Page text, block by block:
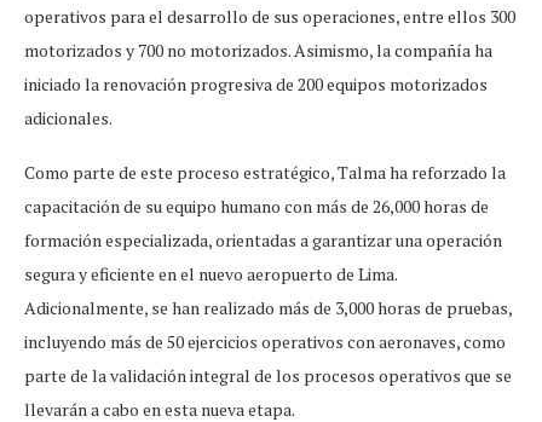
operativos para el desarrollo de sus operaciones, entre ellos 300
motorizados y 700 no motorizados. Asimismo, la compañía ha
iniciado la renovación progresiva de 200 equipos motorizados
adicionales.
Como parte de este proceso estratégico, Talma ha reforzado la
capacitación de su equipo humano con más de 26,000 horas de
formación especializada, orientadas a garantizar una operación
segura y eficiente en el nuevo aeropuerto de Lima.
Adicionalmente, se han realizado más de 3,000 horas de pruebas,
incluyendo más de 50 ejercicios operativos con aeronaves, como
parte de la validación integral de los procesos operativos que se
llevarán a cabo en esta nueva etapa.